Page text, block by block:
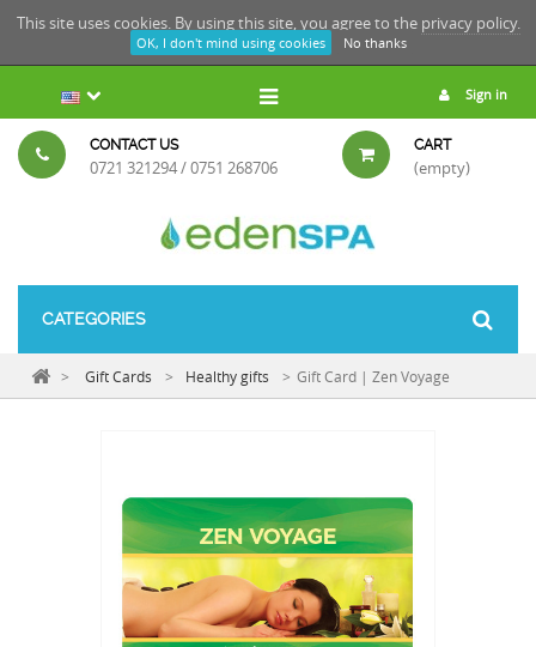
This site uses cookies. By using this site, you agree to the privacy policy.
OK, I don't mind using cookies No thanks
Sign in
CONTACT US
0721 321294 / 0751 268706
CART
(empty)
CATEGORIES
> Gift Cards > Healthy gifts > Gift Card | Zen Voyage